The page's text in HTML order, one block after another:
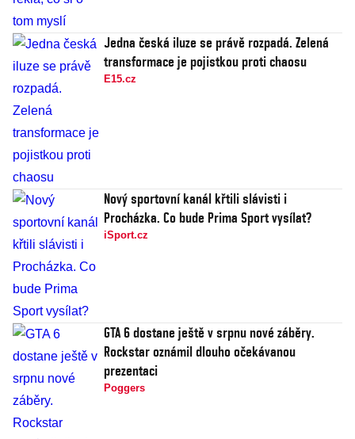
Jedna česká iluze se právě rozpadá. Zelená
transformace je pojistkou proti chaosu
E15.cz
Nový sportovní kanál křtili slávisti i
Procházka. Co bude Prima Sport vysílat?
iSport.cz
GTA 6 dostane ještě v srpnu nové záběry.
Rockstar oznámil dlouho očekávanou
prezentaci
Poggers